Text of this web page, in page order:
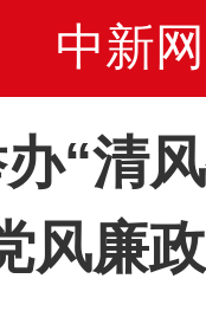
中新网
“清
风廉